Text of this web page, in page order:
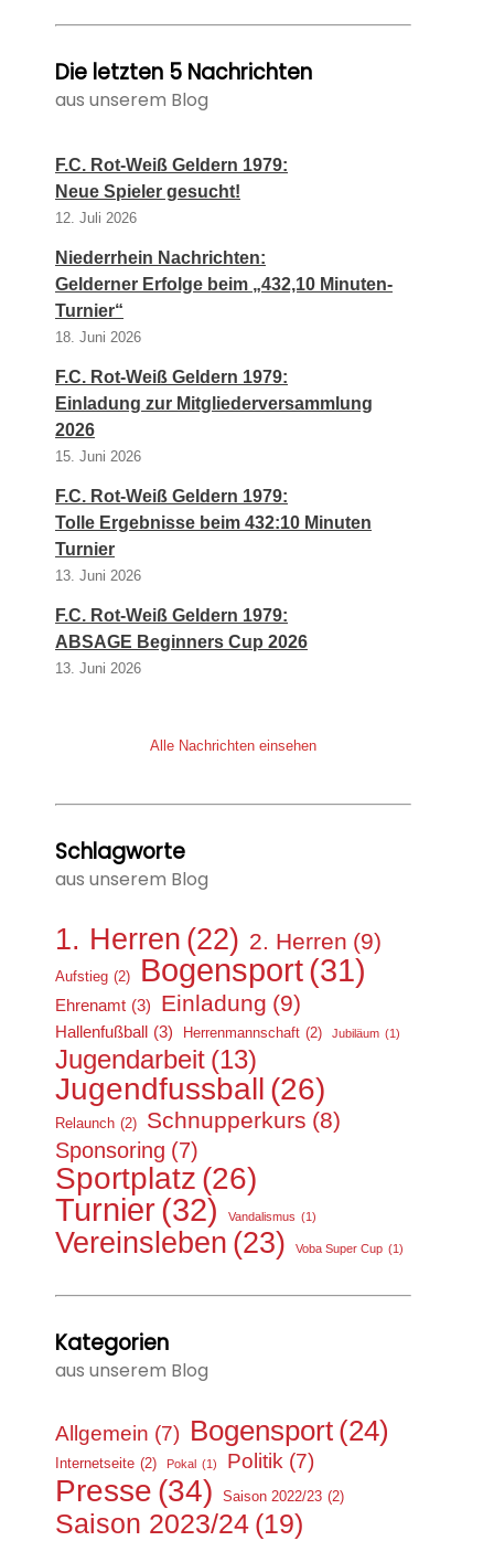
Die letzten 5 Nachrichten
aus unserem Blog
F.C. Rot-Weiß Geldern 1979:
Neue Spieler gesucht!
12. Juli 2026
Niederrhein Nachrichten:
Gelderner Erfolge beim „432,10 Minuten-
Turnier“
18. Juni 2026
F.C. Rot-Weiß Geldern 1979:
Einladung zur Mitgliederversammlung
2026
15. Juni 2026
F.C. Rot-Weiß Geldern 1979:
Tolle Ergebnisse beim 432:10 Minuten
Turnier
13. Juni 2026
F.C. Rot-Weiß Geldern 1979:
ABSAGE Beginners Cup 2026
13. Juni 2026
Alle Nachrichten einsehen
Schlagworte
aus unserem Blog
1. Herren (22) 2. Herren (9)
Aufstieg (2) Bogensport(31)
Ehrenamt (3) Einladung (9)
Hallenfußball (3) Herrenmannschaft (2) Jubiläum (1)
Jugendarbeit (13)
Jugendfussball (26)
Relaunch (2) Schnupperkurs (8)
Sponsoring (7)
Sportplatz (26)
Turnier(32) Vandalismus (1)
Vereinsleben (23) Voba Super Cup (1)
Kategorien
aus unserem Blog
Allgemein (7) Bogensport (24)
Internetseite (2) Pokal (1) Politik (7)
Presse (34) Saison 2022/23 (2)
Saison 2023/24 (19)